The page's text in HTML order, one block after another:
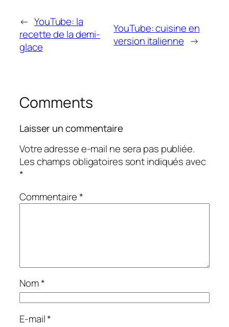
← YouTube: la
recette de la demi-
glace
YouTube: cuisine en
version italienne →
Comments
Laisser un commentaire
Votre adresse e-mail ne sera pas publiée.
Les champs obligatoires sont indiqués avec
*
Commentaire*
Nom*
E-mail*